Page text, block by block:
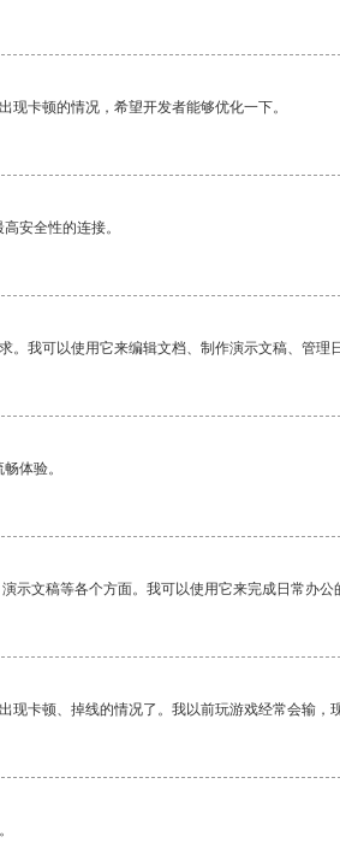
卡顿的情况，希望开发者能够优化一下。
安全性的连接。
我可以使用它来编辑文档、制作演示文稿、管理
体验。
示文稿等各个方面。我可以使用它来完成日常办公
卡顿、掉线的情况了。我以前玩游戏经常会输，